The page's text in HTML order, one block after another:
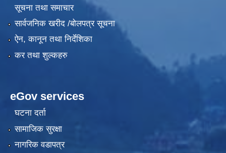
सूचना तथा समाचार
सार्वजनिक खरीद /बोलपत्र सूचना
ऐन, कानून तथा निर्देशिका
कर तथा शुल्कहरु
eGov services
घटना दर्ता
सामाजिक सुरक्षा
नागरिक वडापत्र